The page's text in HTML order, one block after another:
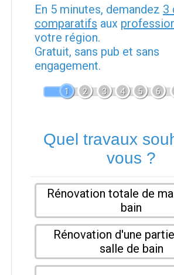
En 5 minutes, demandez 3
comparatifs aux
votre région.
Gratuit, sans pub et sans
engagement.
1 2 3 4 5 6
Quel travaux
vous ?
Rénovation totale de
bain
Rénovation d'une
salle de bain